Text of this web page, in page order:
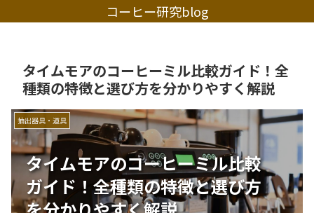
コーヒー研究blog
タイムモアのコーヒーミル比較ガイド！全
種類の特徴と選び方を分かりやすく解説
タイムモアのコーヒーミル比較
ガイド！全種類の特徴と選び方
抽出器具・道具